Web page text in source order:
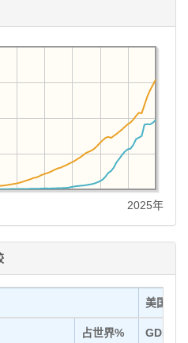
2025年
美国
占世界% GDP(美